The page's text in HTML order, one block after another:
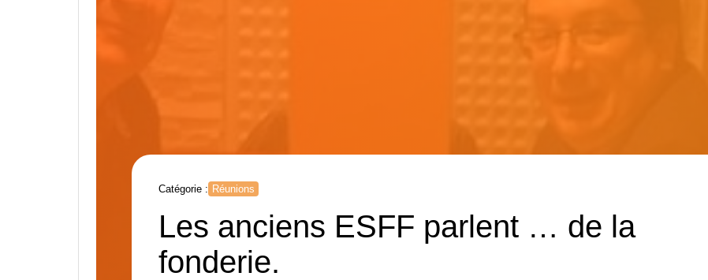
Catégorie : Réunions
Les anciens ESFF parlent … de la
fonderie.